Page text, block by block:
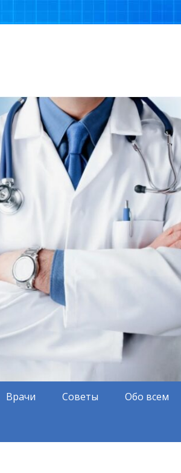
Врачи Советы Обо всем